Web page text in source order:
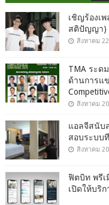
เชิญร้องเ
สติปัญญา)
สิงหาคม
TMA ระด
ด้านการแ
สิงหาคม
แอลจีสนับ
สอบระบบ
สิงหาคม
ฟิตบิท พรีเ
เปิดให้บริก